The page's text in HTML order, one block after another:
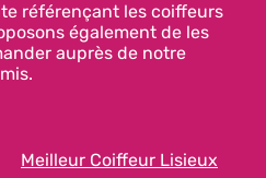
référençant les coiffeurs
également de les
auprès de notre
Meilleur Coiffeur Lisieux